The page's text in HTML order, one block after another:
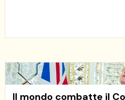
Il mondo combatte il